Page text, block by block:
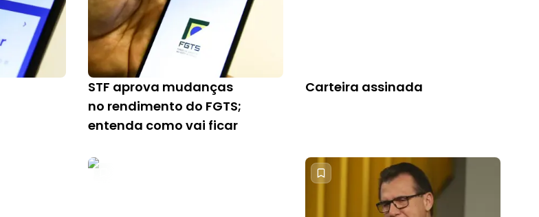
STF aprova mudanças
no rendimento do FGTS;
entenda como vai ficar
Carteira assinada